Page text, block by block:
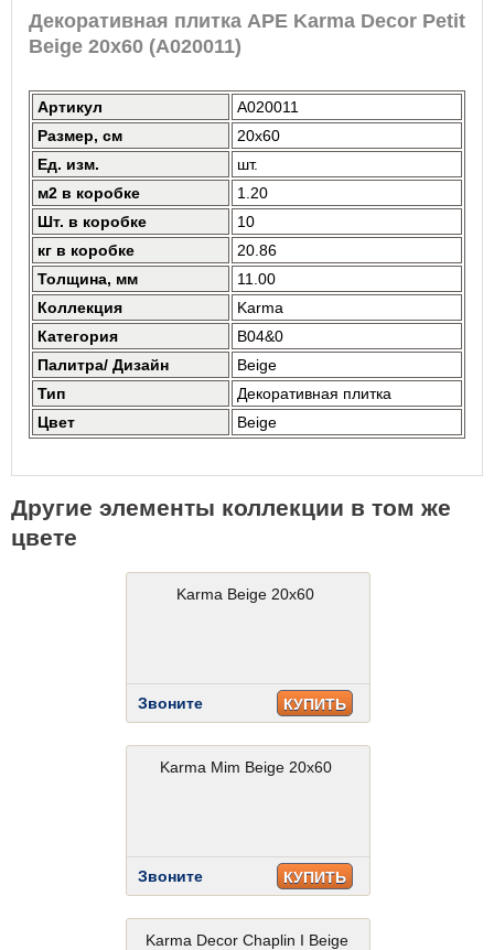
Декоративная плитка APE Karma Decor Petit
Beige 20x60 (A020011)
Артикул
A020011
Размер, см
20x60
Ед. изм.
шт.
м2 в коробке
1.20
Шт. в коробке
10
кг в коробке
20.86
Толщина, мм
11.00
Коллекция
Karma
Категория
B04&0
Палитра/ Дизайн
Beige
Тип
Декоративная плитка
Цвет
Beige
Другие элементы коллекции в том же
цвете
Karma Beige 20x60
Звоните КУПИТЬ
Karma Mim Beige 20x60
Звоните КУПИТЬ
Karma Decor Chaplin I Beige